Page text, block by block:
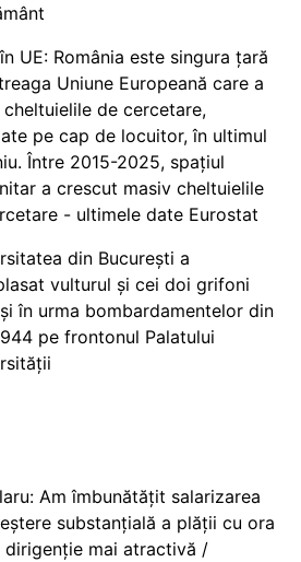
UE: România este singura țară
Uniune Europeană care a
cheltuielile de cercetare,
pe cap de locuitor, în ultimul
Între 2015-2025, spațiul
a crescut masiv cheltuielile
- ultimele date Eurostat
din București a
vulturul și cei doi grifoni
în urma bombardamentelor din
pe frontonul Palatului
Am îmbunătățit salarizarea
substanțială a plății cu ora
dirigenție mai atractivă /